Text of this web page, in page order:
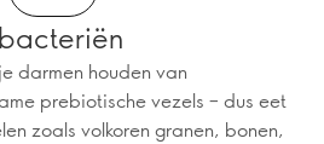
darmen houden van
prebiotische vezels – dus eet
zoals volkoren granen, bonen,